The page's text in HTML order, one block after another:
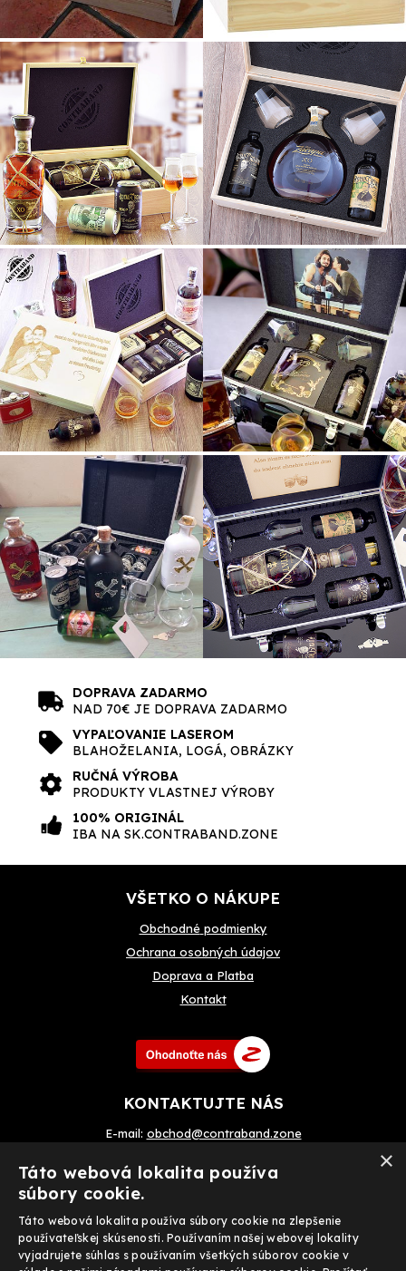
DOPRAVA ZADARMO
NAD 70€ JE DOPRAVA ZADARMO
VYPAĽOVANIE LASEROM
BLAHOŽELANIA, LOGÁ, OBRÁZKY
RUČNÁ VÝROBA
PRODUKTY VLASTNEJ VÝROBY
100% ORIGINÁL
IBA NA SK.CONTRABAND.ZONE
VŠETKO O NÁKUPE
Obchodné podmienky
Ochrana osobných údajov
Doprava a Platba
Kontakt
KONTAKTUJTE NÁS
E-mail: obchod@contraband.zone
Prijímame tiež on-line platby
×
Táto webová lokalita používa
súbory cookie.
Táto webová lokalita používa súbory cookie na zlepšenie
používateľskej skúsenosti. Používaním našej webovej lokality
vyjadrujete súhlas s používaním všetkých súborov cookie v